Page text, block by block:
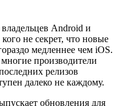
Android и
не секрет, что новые
медленнее чем iOS.
производители
релизов
далеко не каждому.
обновления для